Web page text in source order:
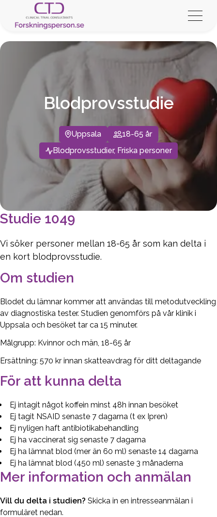
Blodprovsstudie
Uppsala
18-65 år
Blodprovsstudier, Friska personer
Studie 1049
Vi söker personer mellan 18-65 år som kan delta i
en kort blodprovsstudie.
Om studien
Blodet du lämnar kommer att användas till metodutveckling
av diagnostiska tester. Studien genomförs på vår klinik i
Uppsala och besöket tar ca 15 minuter.
Målgrupp: Kvinnor och män, 18-65 år
Ersättning: 570 kr innan skatteavdrag för ditt deltagande
För att kunna delta
Ej intagit något koffein minst 48h innan besöket
Ej tagit NSAID senaste 7 dagarna (t ex Ipren)
Ej nyligen haft antibiotikabehandling
Ej ha vaccinerat sig senaste 7 dagarna
Ej ha lämnat blod (mer än 60 ml) senaste 14 dagarna
Ej ha lämnat blod (450 ml) senaste 3 månaderna
Mer information och anmälan
Vill du delta i studien? Skicka in en intresseanmälan i
formuläret nedan.